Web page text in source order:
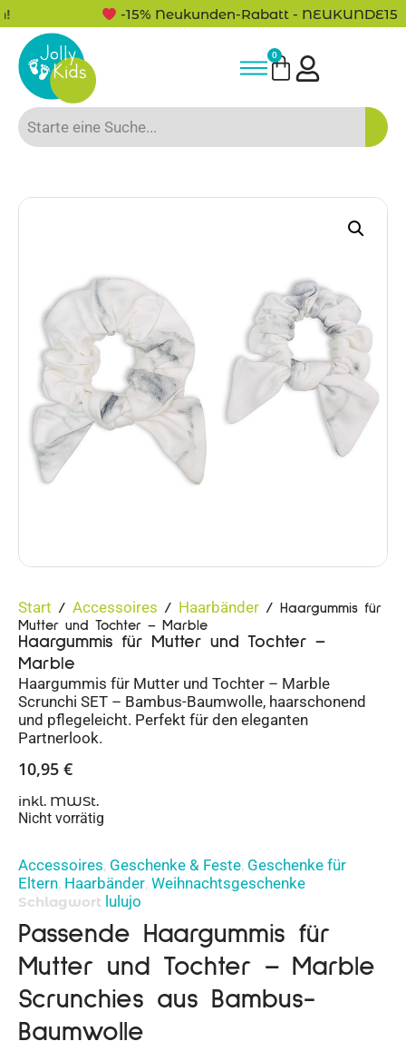
-15% Neukunden-Rabatt - NEUKUNDE15
0
Start / Accessoires / Haarbänder / Haargummis für
Mutter und Tochter – Marble
Haargummis für Mutter und Tochter –
Marble
Haargummis für Mutter und Tochter – Marble
Scrunchi SET – Bambus-Baumwolle, haarschonend
und pflegeleicht. Perfekt für den eleganten
Partnerlook.
10,95 €
inkl. MWSt.
Nicht vorrätig
Accessoires, Geschenke & Feste, Geschenke für
Eltern, Haarbänder, Weihnachtsgeschenke
Schlagwort lulujo
Passende Haargummis für
Mutter und Tochter – Marble
Scrunchies aus Bambus-
Baumwolle